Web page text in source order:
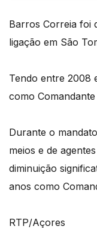
Barros Correia foi
ligação em São
Tendo entre 2008
como
Durante o
meios e de
diminuição
anos como
RTP/Açores